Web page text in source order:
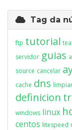
Tag da
ftp tutorial
servidor guias
source cancelar
cache dns
definicion
windows linux
centos litespeed